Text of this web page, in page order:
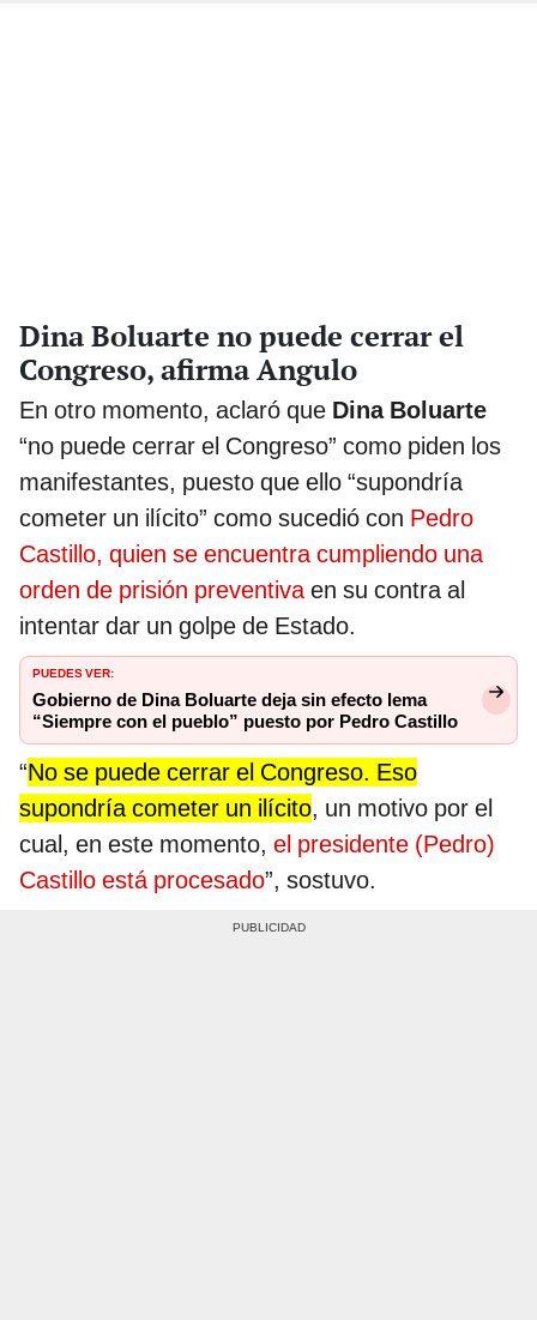
Dina Boluarte no puede cerrar el
Congreso, afirma Angulo
En otro momento, aclaró que Dina Boluarte
“no puede cerrar el Congreso” como piden los
manifestantes, puesto que ello “supondría
cometer un ilícito” como sucedió con Pedro
Castillo, quien se encuentra cumpliendo una
orden de prisión preventivaen su contra al
intentar dar un golpe de Estado.
PUEDES VER:
Gobierno de Dina Boluarte deja sin efecto lema
“Siempre con el pueblo” puesto por Pedro Castillo
“No se puede cerrar el Congreso. Eso
supondría cometer un ilícito, un motivo por el
cual, en este momento, el presidente (Pedro)
Castillo está procesado”, sostuvo.